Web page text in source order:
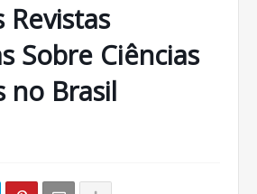
Revistas
Sobre Ciências
no Brasil